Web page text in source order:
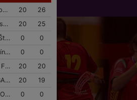
Saros Olomouc Saros Olomouc 20
26
FBK Jeseník FBK Jeseník 20
25
Fbc Šternberk Fbc Šternberk 0
0
Kayaku Florbal Vsetín Kayaku Florbal Vsetín 0
0
FBC Letka B Toman Finance Group FBC Letka B Toman Finance Group 20
20
FBC TIGERS PORUBA FBC TIGERS PORUBA 20
19
MVIL Ostrava MVIL Ostrava 0
0